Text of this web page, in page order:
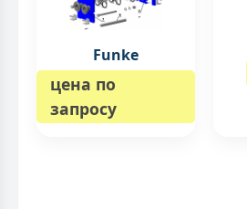
Funke
цена по
запросу